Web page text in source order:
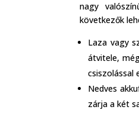
nagy
következők
Laza vagy
átvitele,
csiszolással
Nedves
zárja a két